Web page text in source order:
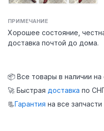
ПРИМЕЧАНИЕ
Хорошее состояние,
доставка почтой до дома.
📦 Все товары в наличии
🚀 Быстрая доставка по
📃Гарантия на все запчасти